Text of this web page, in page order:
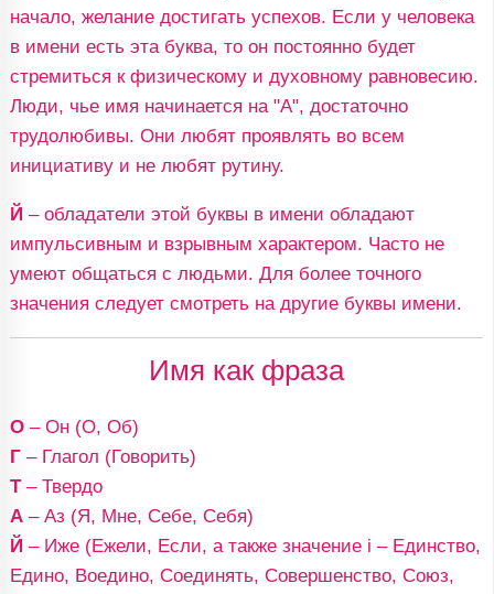
начало, желание достигать успехов. Если у человека
в имени есть эта буква, то он постоянно будет
стремиться к физическому и духовному равновесию.
Люди, чье имя начинается на "А", достаточно
трудолюбивы. Они любят проявлять во всем
инициативу и не любят рутину.
Й – обладатели этой буквы в имени обладают
импульсивным и взрывным характером. Часто не
умеют общаться с людьми. Для более точного
значения следует смотреть на другие буквы имени.
Имя как фраза
О– Он (О, Об)
Г– Глагол (Говорить)
Т– Твердо
А– Аз (Я, Мне, Себе, Себя)
Й – Иже (Ежели, Если, а также значение i – Единство,
Едино, Воедино, Соединять, Совершенство, Союз,